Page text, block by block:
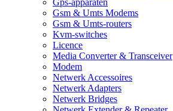
Gps-apparaten
Gsm & Umts Modems
Gsm & Umts-routers
Kvm-switches
Licence
Media Converter & Transceiver
Modem
Netwerk Accessoires
Netwerk Adapters
Netwerk Bridges